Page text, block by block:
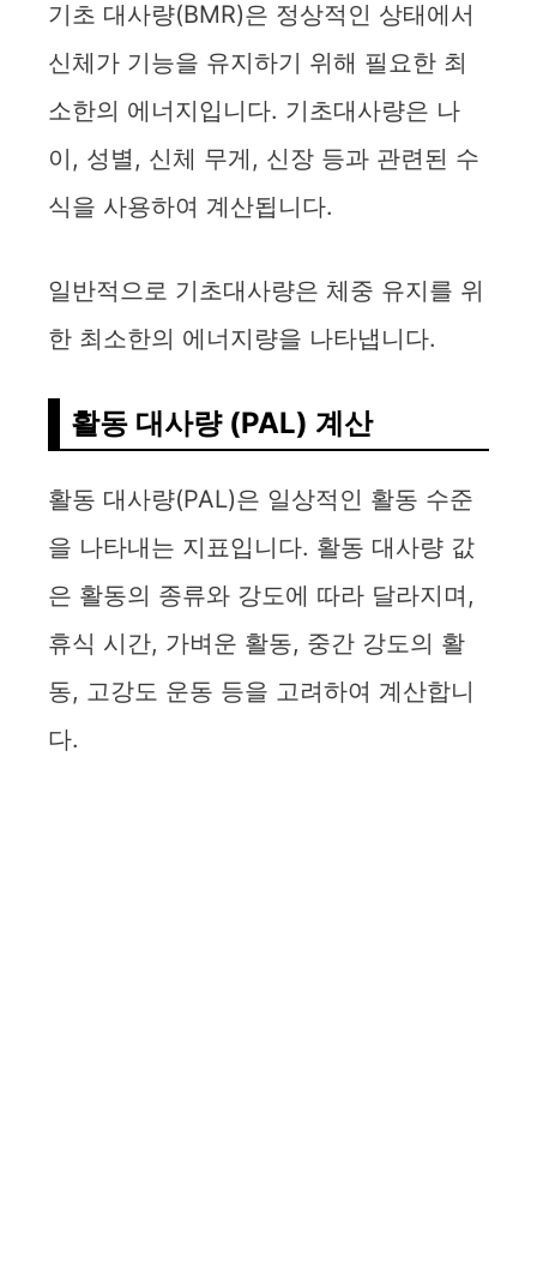
기초 대사량(BMR)은 정상적인 상태에서
신체가 기능을 유지하기 위해 필요한 최
소한의 에너지입니다. 기초대사량은 나
이, 성별, 신체 무게, 신장 등과 관련된 수
식을 사용하여 계산됩니다.
일반적으로 기초대사량은 체중 유지를 위
한 최소한의 에너지량을 나타냅니다.
활동 대사량 (PAL) 계산
활동 대사량(PAL)은 일상적인 활동 수준
을 나타내는 지표입니다. 활동 대사량 값
은 활동의 종류와 강도에 따라 달라지며,
휴식 시간, 가벼운 활동, 중간 강도의 활
동, 고강도 운동 등을 고려하여 계산합니
다.